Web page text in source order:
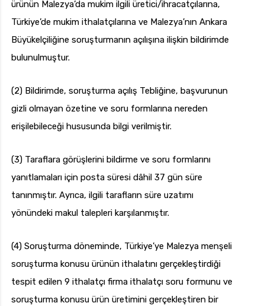
ürünün Malezya’da mukim ilgili üretici/ihracatçılarına,
Türkiye’de mukim ithalatçılarına ve Malezya’nın Ankara
Büyükelçiliğine soruşturmanın açılışına ilişkin bildirimde
bulunulmuştur.
(2) Bildirimde, soruşturma açılış Tebliğine, başvurunun
gizli olmayan özetine ve soru formlarına nereden
erişilebileceği hususunda bilgi verilmiştir.
(3) Taraflara görüşlerini bildirme ve soru formlarını
yanıtlamaları için posta süresi dâhil 37 gün süre
tanınmıştır. Ayrıca, ilgili tarafların süre uzatımı
yönündeki makul talepleri karşılanmıştır.
(4) Soruşturma döneminde, Türkiye’ye Malezya menşeli
soruşturma konusu ürünün ithalatını gerçekleştirdiği
tespit edilen 9 ithalatçı firma ithalatçı soru formunu ve
soruşturma konusu ürün üretimini gerçekleştiren bir